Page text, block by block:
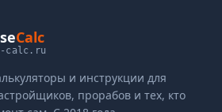
Calc
calc.ru
и инструкции для
прорабов и тех, кто